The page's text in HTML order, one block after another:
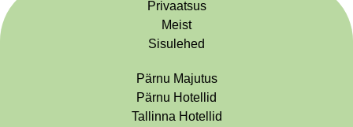
Privaatsus
Meist
Sisulehed
Pärnu Majutus
Pärnu Hotellid
Tallinna Hotellid